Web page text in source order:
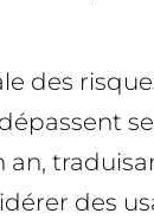
an,
des